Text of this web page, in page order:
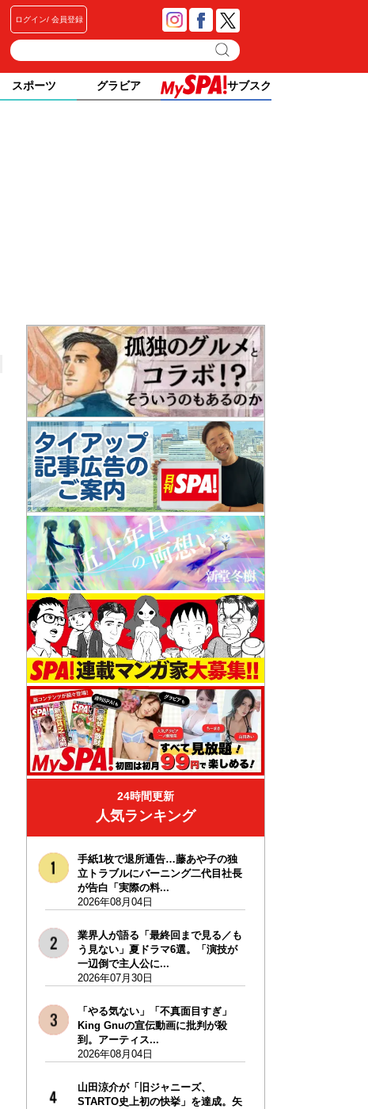
ログイン 会員登録
スポーツ グラビア サブスク
24時間更新
人気ランキング
手紙1枚で退所通告…藤あや子の独
立トラブルにバーニング二代目社長
が告白「実際の料...
2026年08月04日
業界人が語る「最終回まで見る／も
う見ない」夏ドラマ6選。「演技が
一辺倒で主人公に...
2026年07月30日
「やる気ない」「不真面目すぎ」
King Gnuの宣伝動画に批判が殺
到。アーティス...
2026年08月04日
山田涼介が「旧ジャニーズ、
STARTO史上初の快挙」を達成。矢